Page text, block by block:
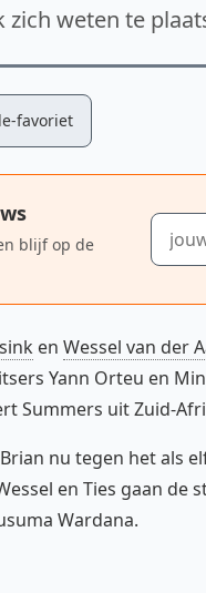
zich weten te
favoriet
blijf op de
E-
en Wessel van der
Yann Orteu en
Summers uit Zuid-
nu tegen het als
en Ties gaan
Wardana.